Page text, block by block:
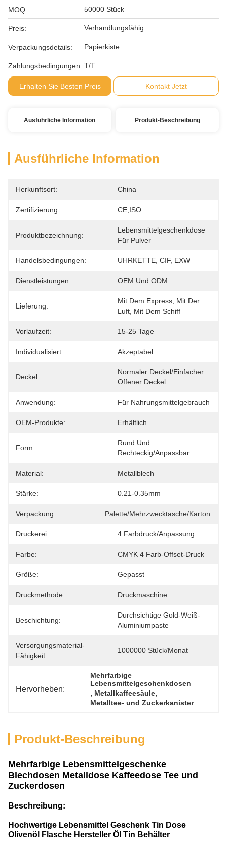
MOQ: 50000 Stück
Preis: Verhandlungsfähig
Verpackungsdetails: Papierkiste
Zahlungsbedingungen: T/T
Erhalten Sie Besten Preis Kontakt Jetzt
Ausführliche Information Produkt-Beschreibung
Ausführliche Information
Herkunftsort: China
Zertifizierung: CE,ISO
Produktbezeichnung:
Lebensmittelgeschenkdose
Für Pulver
Handelsbedingungen: UHRKETTE, CIF, EXW
Dienstleistungen: OEM Und ODM
Lieferung:
Mit Dem Express, Mit Der
Luft, Mit Dem Schiff
Vorlaufzeit: 15-25 Tage
Individualisiert: Akzeptabel
Deckel:
Normaler Deckel/einfacher
Offener Deckel
Anwendung: Für Nahrungsmittelgebrauch
OEM-Produkte: Erhältlich
Form:
Rund Und
Rechteckig/anpassbar
Material: Metallblech
Stärke: 0.21-0.35mm
Verpackung: Palette/Mehrzwecktasche/Karton
Druckerei: 4 Farbdruck/Anpassung
Farbe: CMYK 4 Farb-Offset-Druck
Größe: Gepasst
Druckmethode: Druckmaschine
Beschichtung:
Durchsichtige Gold-Weiß-
Aluminiumpaste
Versorgungsmaterial-
Fähigkeit:
1000000 Stück/Monat
Hervorheben:
Mehrfarbige
Lebensmittelgeschenkdosen
, Metallkaffeesäule,
Metalltee- und Zuckerkanister
Produkt-Beschreibung
Mehrfarbige Lebensmittelgeschenke
Blechdosen Metalldose Kaffeedose Tee und
Zuckerdosen
Beschreibung:
Hochwertige Lebensmittel Geschenk Tin Dose
Olivenöl Flasche Hersteller Öl Tin Behälter